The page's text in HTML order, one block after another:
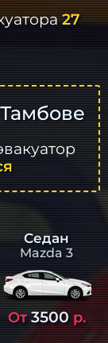
27
Седан
Mazda 3
От3500р.